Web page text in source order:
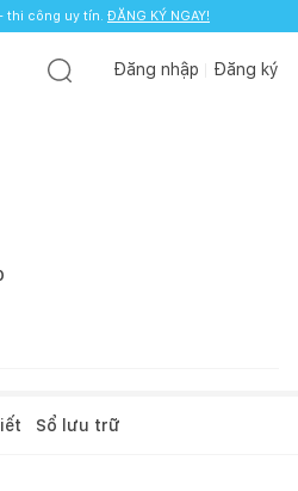
thi công uy tín. ĐĂNG KÝ NGAY!
Đăng nhập Đăng ký
Sổ lưu trữ